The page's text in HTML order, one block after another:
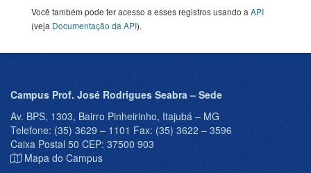
Você também pode ter acesso a esses registros usando a API
(veja Documentação da API).
Campus Prof. José Rodrigues Seabra – Sede
Av. BPS, 1303, Bairro Pinheirinho, Itajubá – MG
Telefone: (35) 3629 – 1101 Fax: (35) 3622 – 3596
Caixa Postal 50 CEP: 37500 903
Mapa do Campus